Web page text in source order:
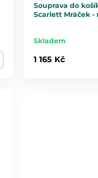
Souprava do
Scarlett Mráček -
Skladem
1 165 Kč